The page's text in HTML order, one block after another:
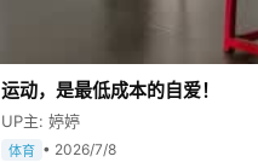
运动，是最低成本的自爱！
UP主: 婷婷
体育 • 2026/7/8